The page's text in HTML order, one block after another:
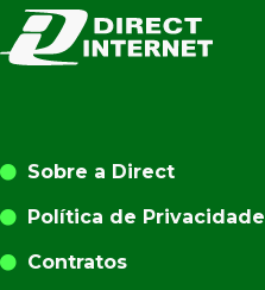
Sobre a Direct
Política de Privacidade
Contratos